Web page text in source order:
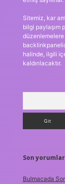
Sitemiz, kar
bilgi paylaşım
düzenlemelere
halinde, ilgili
kaldırılacaktır.
Son yorumlar
Bulmacada